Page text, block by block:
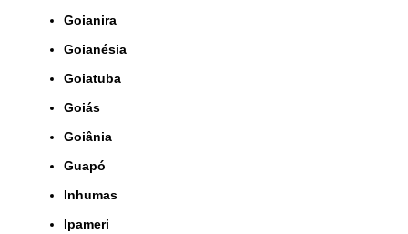
Goianira
Goianésia
Goiatuba
Goiás
Goiânia
Guapó
Inhumas
Ipameri